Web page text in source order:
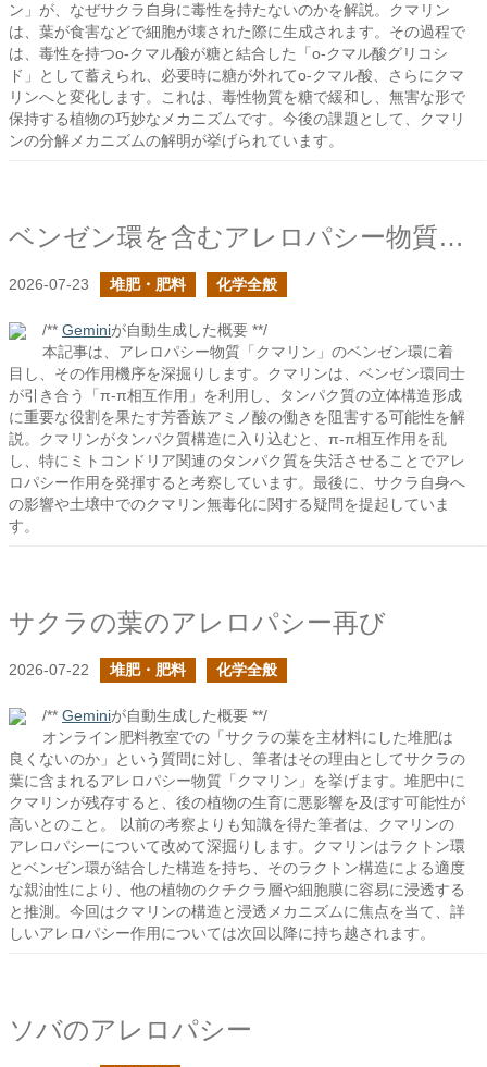
ン」が、なぜサクラ自身に毒性を持たないのかを解説。クマリン
は、葉が食害などで細胞が壊された際に生成されます。その過程で
は、毒性を持つo-クマル酸が糖と結合した「o-クマル酸グリコシ
ド」として蓄えられ、必要時に糖が外れてo-クマル酸、さらにクマ
リンへと変化します。これは、毒性物質を糖で緩和し、無害な形で
保持する植物の巧妙なメカニズムです。今後の課題として、クマリ
ンの分解メカニズムの解明が挙げられています。
ベンゼン環を含むアレロパシー物質の作用について
2026-07-23 堆肥・肥料 化学全般
/** Geminiが自動生成した概要 **/
本記事は、アレロパシー物質「クマリン」のベンゼン環に着
目し、その作用機序を深掘りします。クマリンは、ベンゼン環同士
が引き合う「π-π相互作用」を利用し、タンパク質の立体構造形成
に重要な役割を果たす芳香族アミノ酸の働きを阻害する可能性を解
説。クマリンがタンパク質構造に入り込むと、π-π相互作用を乱
し、特にミトコンドリア関連のタンパク質を失活させることでアレ
ロパシー作用を発揮すると考察しています。最後に、サクラ自身へ
の影響や土壌中でのクマリン無毒化に関する疑問を提起していま
す。
サクラの葉のアレロパシー再び
2026-07-22 堆肥・肥料 化学全般
/** Geminiが自動生成した概要 **/
オンライン肥料教室での「サクラの葉を主材料にした堆肥は
良くないのか」という質問に対し、筆者はその理由としてサクラの
葉に含まれるアレロパシー物質「クマリン」を挙げます。堆肥中に
クマリンが残存すると、後の植物の生育に悪影響を及ぼす可能性が
高いとのこと。 以前の考察よりも知識を得た筆者は、クマリンの
アレロパシーについて改めて深掘りします。クマリンはラクトン環
とベンゼン環が結合した構造を持ち、そのラクトン構造による適度
な親油性により、他の植物のクチクラ層や細胞膜に容易に浸透する
と推測。今回はクマリンの構造と浸透メカニズムに焦点を当て、詳
しいアレロパシー作用については次回以降に持ち越されます。
ソバのアレロパシー